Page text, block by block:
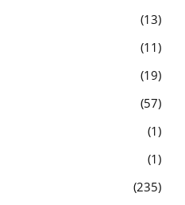
13
11
19
57
1
1
235